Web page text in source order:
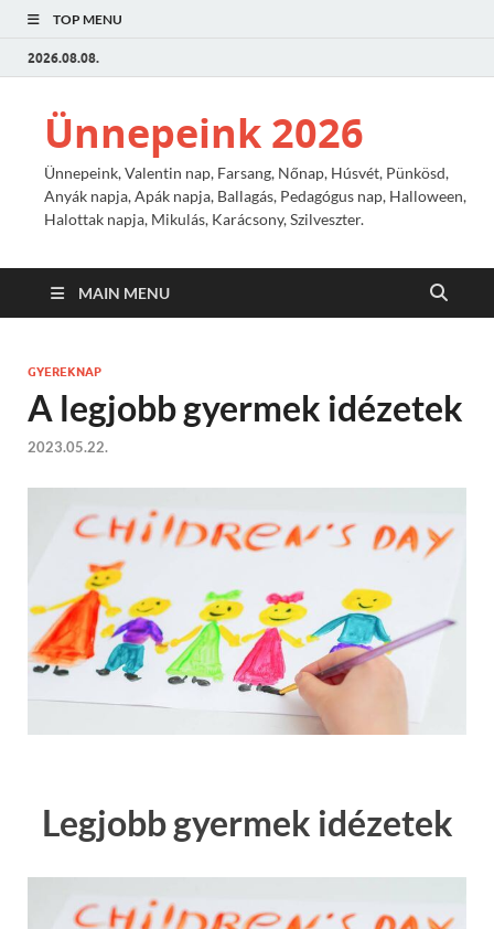
TOP MENU
2026.08.08.
Ünnepeink 2026
Ünnepeink, Valentin nap, Farsang, Nőnap, Húsvét, Pünkösd,
Anyák napja, Apák napja, Ballagás, Pedagógus nap, Halloween,
Halottak napja, Mikulás, Karácsony, Szilveszter.
MAIN MENU
GYEREKNAP
A legjobb gyermek idézetek
2023.05.22.
Legjobb gyermek idézetek